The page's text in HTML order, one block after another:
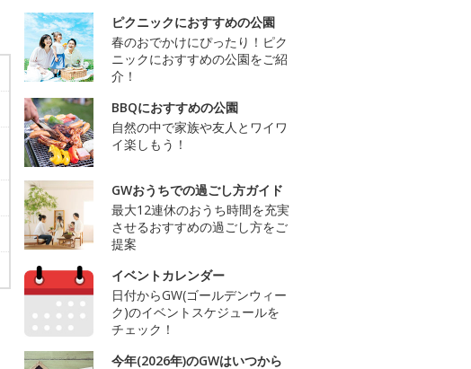
ピクニックにおすすめの公園
春のおでかけにぴったり！ピク
ニックにおすすめの公園をご紹
介！
BBQにおすすめの公園
自然の中で家族や友人とワイワ
イ楽しもう！
GWおうちでの過ごし方ガイド
最大12連休のおうち時間を充実
させるおすすめの過ごし方をご
提案
イベントカレンダー
日付からGW(ゴールデンウィー
ク)のイベントスケジュールを
チェック！
今年(2026年)のGWはいつから